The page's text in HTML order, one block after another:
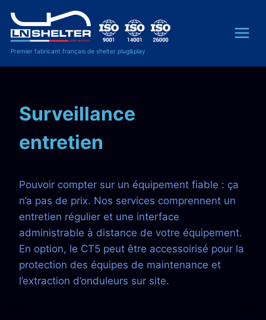
Premier fabricant français de shelter plug&play
Surveillance
entretien
Pouvoir compter sur un équipement fiable : ça
n’a pas de prix. Nos services comprennent un
entretien régulier et une interface
administrable à distance de votre équipement.
En option, le CT5 peut être accessoirisé pour la
protection des équipes de maintenance et
l’extraction d’onduleurs sur site.